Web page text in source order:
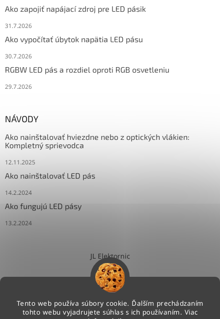
Tento web používa súbory cookie. Ďalším prechádzaním
tohto webu vyjadrujete súhlas s ich používaním. Viac
Ako zapojiť napájací zdroj pre LED pásik
31.7.2026
Ako vypočítať úbytok napätia LED pásu
30.7.2026
RGBW LED pás a rozdiel oproti RGB osvetleniu
29.7.2026
NÁVODY
Ako nainštalovať hviezdne nebo z optických vlákien:
Kompletný sprievodca
12.11.2025
Ako nainštalovať LED pás
14.2.2024
Ako fungujú LED pásy
13.2.2024
JL Elektornic